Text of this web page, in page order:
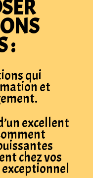
:
qui
et
excellent
chez vos